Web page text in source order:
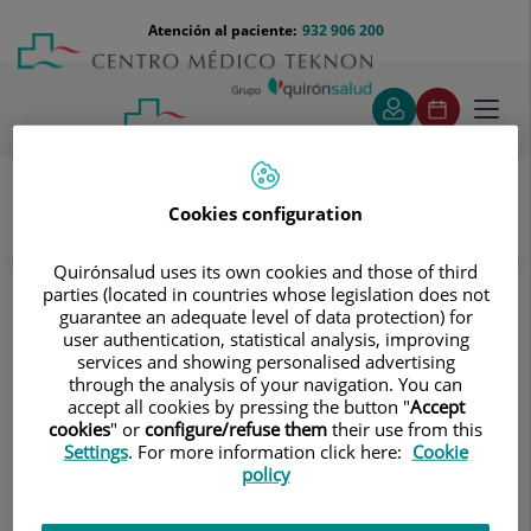
contenido
Menú
teléfono
cabecera
932 906 200
Atención al paciente:
Tratamientos y Especialidades
Diagnóstico por la imagen
Ecografía
Intervencionista
Biopsia de vacío
Biopsia de vacío
Biopsia asistida por vacío: Es el procedimiento por el cual
se extrae mediante control radiológico y bajo anestesia
Cookies configuration
Quirónsalud uses its own cookies and those of third
parties (located in countries whose legislation does not
guarantee an adequate level of data protection) for
user authentication, statistical analysis, improving
services and showing personalised advertising
through the analysis of your navigation. You can
accept all cookies by pressing the button "Accept
cookies" or configure/refuse them their use from this
Settings. For more information click here: Cookie
policy